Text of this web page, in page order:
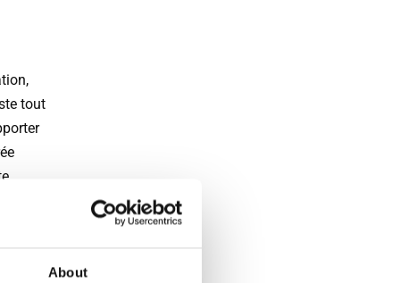
About
tout